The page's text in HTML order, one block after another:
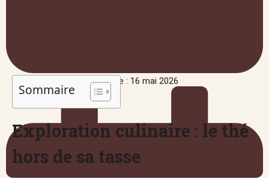
Publié le : 16 mai 2026
Sommaire
Exploration culinaire : le thé
hors de sa tasse